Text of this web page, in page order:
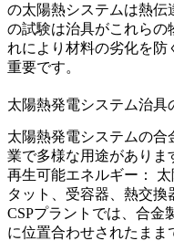
の太陽熱システムは熱伝
の試験は治具がこれらの
れにより材料の劣化を防
重要です。
太陽熱発電システム治具
太陽熱発電システムの
業で多様な用途がありま
再生可能エネルギー ：
タット、受容器、熱交換
CSPプラントでは、合金
に位置合わせされたま